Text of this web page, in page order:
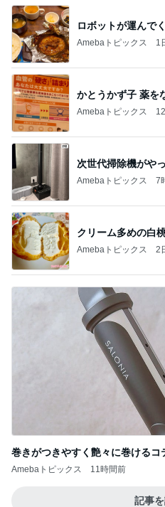
ロボットが運んで
Amebaトピックス 1
かとうかず子 薬を
Amebaトピックス
次世代掃除機がや
Amebaトピックス 7
クリーム多めの白
Amebaトピックス 2
巻きがつきやすく艶々に巻けるコ
Amebaトピックス 11時間前
記事